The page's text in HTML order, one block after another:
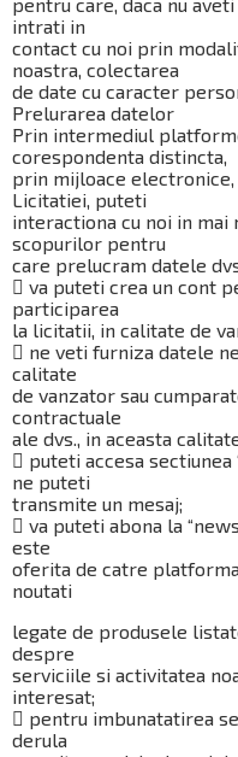
intrati in
contact cu noi prin
noastra, colectarea
de date cu caracter
Prelurarea datelor
Prin intermediul
corespondenta distincta,
prin mijloace
Licitatiei, puteti
interactiona cu noi in
scopurilor pentru
care prelucram datele
 va puteti crea un cont
participarea
la licitatii, in calitate de
 ne veti furniza datele
calitate
de vanzator sau
contractuale
ale dvs., in aceasta
 puteti accesa
ne puteti
transmite un mesaj;
 va puteti abona la
este
oferita de catre
noutati
legate de produsele
despre
serviciile si activitatea
interesat;
 pentru imbunatatirea
derula